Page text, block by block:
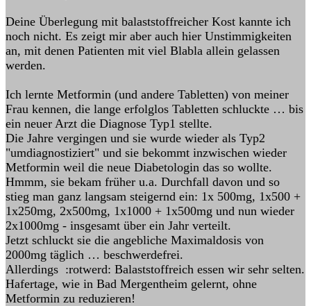
Deine Überlegung mit balaststoffreicher Kost kannte ich
noch nicht. Es zeigt mir aber auch hier Unstimmigkeiten
an, mit denen Patienten mit viel Blabla allein gelassen
werden.
Ich lernte Metformin (und andere Tabletten) von meiner
Frau kennen, die lange erfolglos Tabletten schluckte … bis
ein neuer Arzt die Diagnose Typ1 stellte.
Die Jahre vergingen und sie wurde wieder als Typ2
"umdiagnostiziert" und sie bekommt inzwischen wieder
Metformin weil die neue Diabetologin das so wollte.
Hmmm, sie bekam früher u.a. Durchfall davon und so
stieg man ganz langsam steigernd ein: 1x 500mg, 1x500 +
1x250mg, 2x500mg, 1x1000 + 1x500mg und nun wieder
2x1000mg - insgesamt über ein Jahr verteilt.
Jetzt schluckt sie die angebliche Maximaldosis von
2000mg täglich … beschwerdefrei.
Allerdings :rotwerd: Balaststoffreich essen wir sehr selten.
Hafertage, wie in Bad Mergentheim gelernt, ohne
Metformin zu reduzieren!